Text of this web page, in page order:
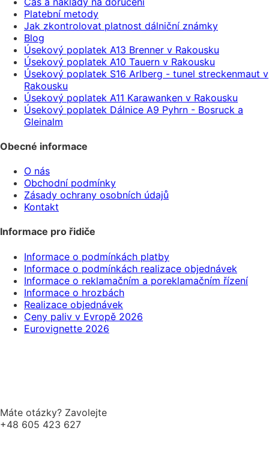
Platební metody
Jak zkontrolovat platnost dálniční známky
Blog
Úsekový poplatek A13 Brenner v Rakousku
Úsekový poplatek A10 Tauern v Rakousku
Úsekový poplatek S16 Arlberg - tunel streckenmaut v
Rakousku
Úsekový poplatek A11 Karawanken v Rakousku
Úsekový poplatek Dálnice A9 Pyhrn - Bosruck a
Gleinalm
Obecné informace
O nás
Obchodní podmínky
Zásady ochrany osobních údajů
Kontakt
Informace pro řidiče
Informace o podmínkách platby
Informace o podmínkách realizace objednávek
Informace o reklamačním a poreklamačním řízení
Informace o hrozbách
Realizace objednávek
Ceny paliv v Evropě 2026
Eurovignette 2026
Máte otázky? Zavolejte
+48 605 423 627